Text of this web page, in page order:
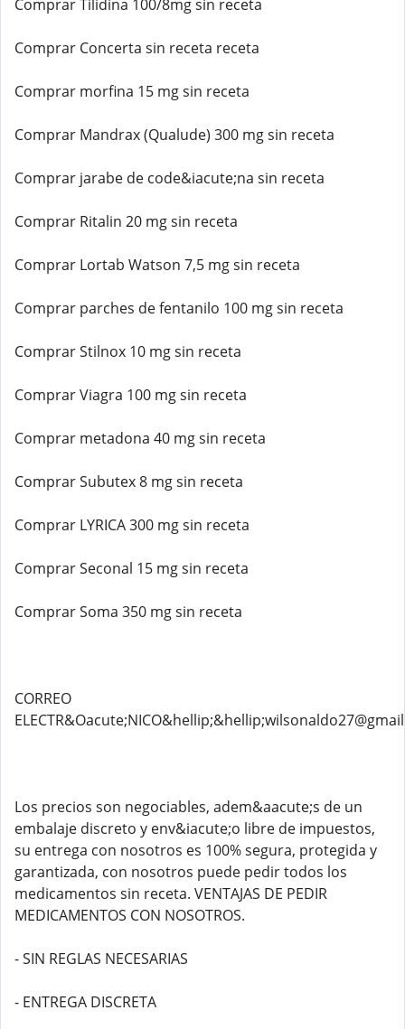
Comprar Tilidina 100/8mg sin receta
Comprar Concerta sin receta receta
Comprar morfina 15 mg sin receta
Comprar Mandrax (Qualude) 300 mg sin receta
Comprar jarabe de code&iacute;na sin receta
Comprar Ritalin 20 mg sin receta
Comprar Lortab Watson 7,5 mg sin receta
Comprar parches de fentanilo 100 mg sin receta
Comprar Stilnox 10 mg sin receta
Comprar Viagra 100 mg sin receta
Comprar metadona 40 mg sin receta
Comprar Subutex 8 mg sin receta
Comprar LYRICA 300 mg sin receta
Comprar Seconal 15 mg sin receta
Comprar Soma 350 mg sin receta
CORREO
Los precios son negociables, adem&aacute;s de un
embalaje discreto y env&iacute;o libre de impuestos,
su entrega con nosotros es 100% segura, protegida y
garantizada, con nosotros puede pedir todos los
medicamentos sin receta. VENTAJAS DE PEDIR
MEDICAMENTOS CON NOSOTROS.
- SIN REGLAS NECESARIAS
- ENTREGA DISCRETA